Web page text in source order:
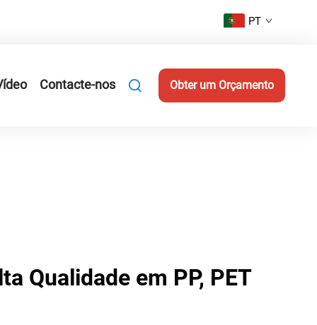
PT
Contacte-nos Obter um Orçamento
Qualidade em PP, PET